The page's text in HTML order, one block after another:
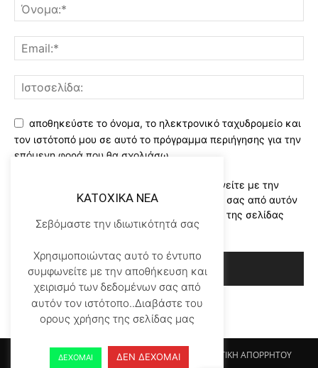
αποθηκεύστε το όνομα, το ηλεκτρονικό ταχυδρομείο και
τον ιστότοπό μου σε αυτό το πρόγραμμα περιήγησης για την
επόμενη φορά που θα σχολιάσω.
Χρησιμοποιώντας αυτό το έντυπο συμφωνείτε με την
αποθήκευση και χειρισμό των δεδομένων σας από αυτόν
τον ιστότοπο..Διαβάστε του ορους χρήσης της σελίδας
μας*
Αρχικη KATOHIKA NEA Login Register
ΠΟΛΙΤΙΚΗ ΑΠΟΡΡΗΤΟΥ
KATOXIKA NEA
Σεβόμαστε την ιδιωτικότητά σας
Χρησιμοποιώντας αυτό το έντυπο
συμφωνείτε με την αποθήκευση και
χειρισμό των δεδομένων σας από
αυτόν τον ιστότοπο..Διαβάστε του
ορους χρήσης της σελίδας μας
ΔΕΧΟΜΑΙ ΔΕΝ ΔΕΧΟΜΑΙ